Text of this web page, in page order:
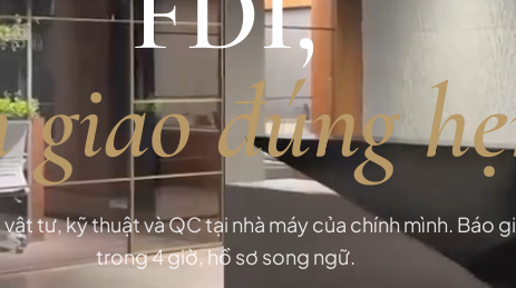
giao đúng
tư, kỹ thuật và QC tại nhà máy của chính mình. Báo
trong 4 giờ, hồ sơ song ngữ.